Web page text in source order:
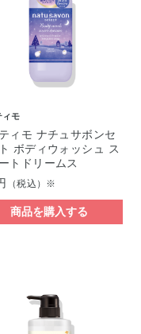
ィモ
ィモ ナチュサボンセ
ボディウォッシュ ス
トドリームス
（税込）※
商品を購入する